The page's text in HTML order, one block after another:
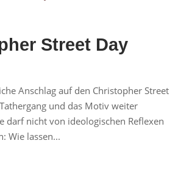
Street Day
Anschlag auf den Christopher Street
und das Motiv weiter
darf nicht von ideologischen Reflexen
Wie lassen...